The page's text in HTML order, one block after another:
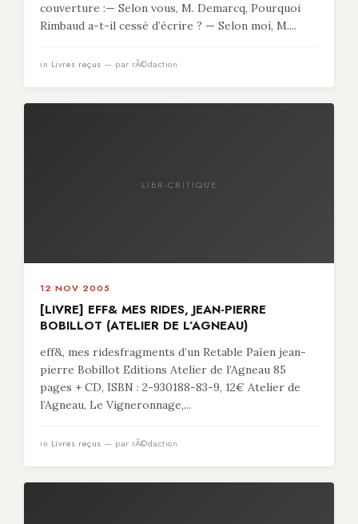
couverture :— Selon vous, M. Demarcq, Pourquoi
Rimbaud a-t-il cessé d’écrire ? — Selon moi, M....
in Livres reçus — par rÃ©daction
LIBR-CRITIQUE
12 NOV 2005
[LIVRE] EFF& MES RIDES, JEAN-PIERRE
BOBILLOT (ATELIER DE L’AGNEAU)
eff&, mes ridesfragments d’un Retable Païen jean-
pierre Bobillot Editions Atelier de l’Agneau 85
pages + CD, ISBN : 2-930188-83-9, 12€ Atelier de
l’Agneau, Le Vigneronnage,...
in Livres reçus — par rÃ©daction